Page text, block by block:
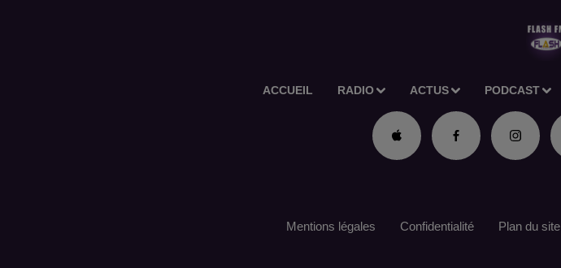
ACCUEIL RADIO ACTUS PODCAST
Mentions légales Confidentialité Plan du site